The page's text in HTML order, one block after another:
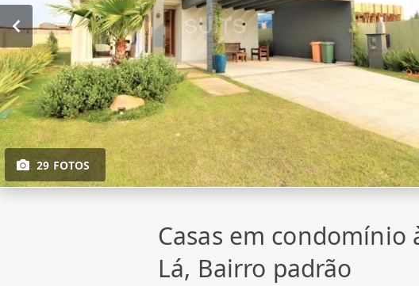
29 FOTOS
Casas em condomínio
Lá, Bairro padrão